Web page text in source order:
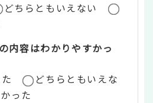
どちらともいえない
内容はわかりやすかっ
どちらともいえな
った